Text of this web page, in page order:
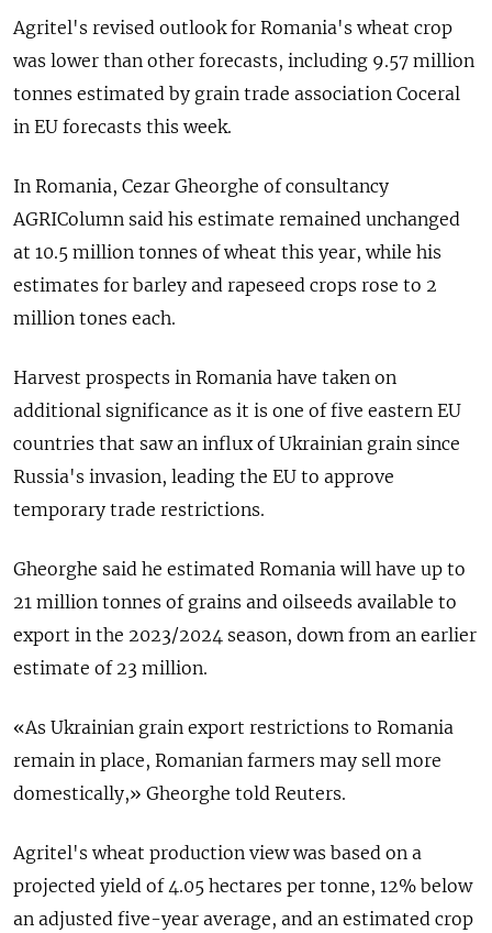
Agritel's revised outlook for Romania's wheat crop
was lower than other forecasts, including 9.57 million
tonnes estimated by grain trade association Coceral
in EU forecasts this week.
In Romania, Cezar Gheorghe of consultancy
AGRIColumn said his estimate remained unchanged
at 10.5 million tonnes of wheat this year, while his
estimates for barley and rapeseed crops rose to 2
million tones each.
Harvest prospects in Romania have taken on
additional significance as it is one of five eastern EU
countries that saw an influx of Ukrainian grain since
Russia's invasion, leading the EU to approve
temporary trade restrictions.
Gheorghe said he estimated Romania will have up to
21 million tonnes of grains and oilseeds available to
export in the 2023/2024 season, down from an earlier
estimate of 23 million.
«As Ukrainian grain export restrictions to Romania
remain in place, Romanian farmers may sell more
domestically,» Gheorghe told Reuters.
Agritel's wheat production view was based on a
projected yield of 4.05 hectares per tonne, 12% below
an adjusted five-year average, and an estimated crop